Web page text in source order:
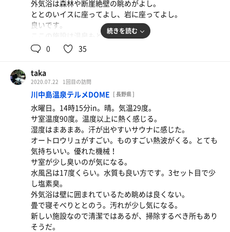
外気浴は森林や断崖絶壁の眺めがよし。
ととのいイスに座ってよし、岩に座ってよし。
良いです。
ここの施設は温泉もとても良かった。
黄、茶色濁で鉄分が多いとのこと。
ここは良いです！
続きを読む
0 35
taka
2020.07.22 1回目の訪問
川中島温泉テルメDOME [ 長野県 ]
水曜日。14時15分in。晴。気温29度。
サ室温度90度。温度以上に熱く感じる。
湿度はまあまあ。汗が出やすいサウナに感じた。
オートロウリュがすごい。ものすごい熱波がくる。とても
気持ちいい。優れた機械！
サ室が少し臭いのが気になる。
水風呂は17度くらい。水質も良い方です。3セット目で少
し塩素臭。
外気浴は壁に囲まれているため眺めは良くない。
畳で寝そべりととのう。汚れが少し気になる。
新しい施設なので清潔ではあるが、掃除するべき所もあり
そうだ。